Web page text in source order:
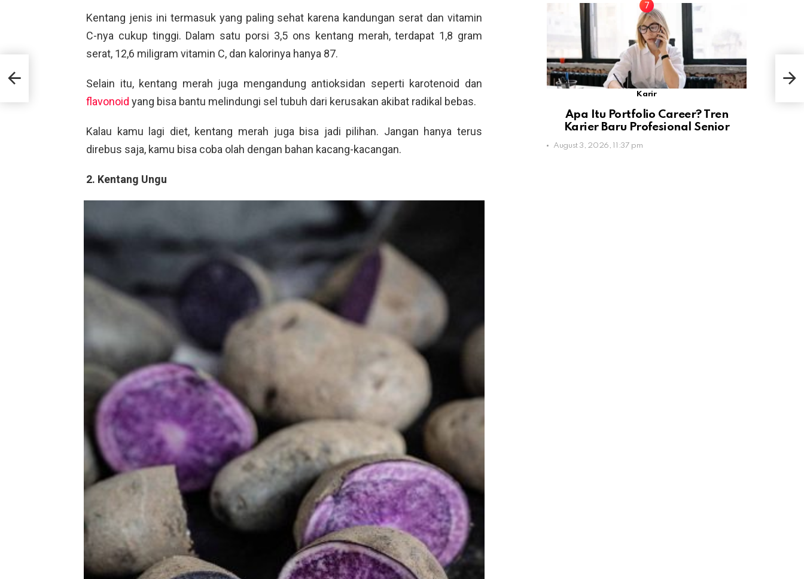
Kentang jenis ini termasuk yang paling sehat karena kandungan serat dan vitamin
C-nya cukup tinggi. Dalam satu porsi 3,5 ons kentang merah, terdapat 1,8 gram
serat, 12,6 miligram vitamin C, dan kalorinya hanya 87.
Selain itu, kentang merah juga mengandung antioksidan seperti karotenoid dan
flavonoid yang bisa bantu melindungi sel tubuh dari kerusakan akibat radikal bebas.
Kalau kamu lagi diet, kentang merah juga bisa jadi pilihan. Jangan hanya terus
direbus saja, kamu bisa coba olah dengan bahan kacang-kacangan.
2. Kentang Ungu
Karir
Apa Itu Portfolio Career? Tren
Karier Baru Profesional Senior
August 3, 2026, 11:37 pm